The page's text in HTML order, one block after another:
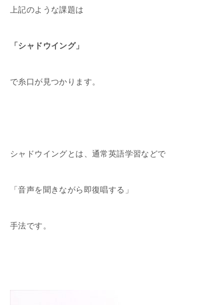
上記のような課題は
「シャドウイング」
で糸口が見つかります。
シャドウイングとは、通常英語学習などで
「音声を聞きながら即復唱する」
手法です。